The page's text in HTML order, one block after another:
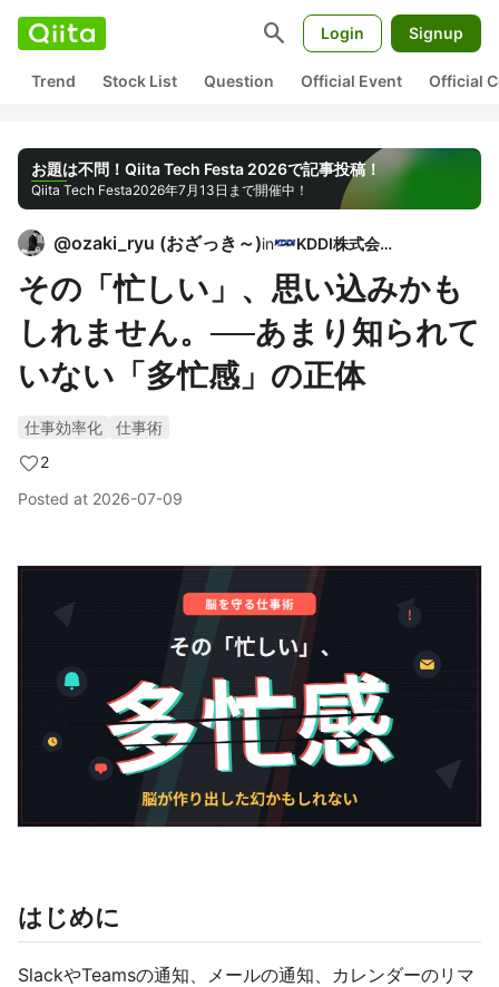
search Login Signup
Trend Stock List Question Official Event Official
お題は不問！Qiita Tech Festa 2026で記事投稿！
Qiita Tech Festa2026年7月13日まで開催中！
@ozaki_ryu (おざっき～)in KDDI株式会社
その「忙しい」、思い込みかも
しれません。──あまり知られて
いない「多忙感」の正体
仕事効率化
仕事術
2
Posted at 2026-07-09
はじめに
SlackやTeamsの通知、メールの通知、カレンダーのリマ